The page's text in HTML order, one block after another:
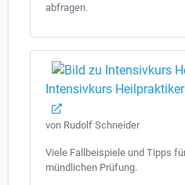
abfragen.
Intensivkurs
von Rudolf Schneider
Viele Fallbeispiele und Tipps
mündlichen Prüfung.